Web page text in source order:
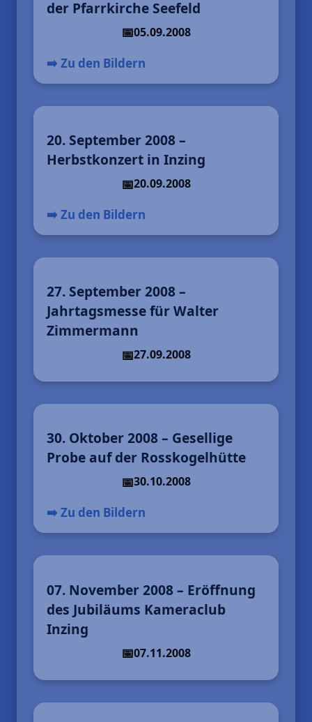
der Pfarrkirche Seefeld
05.09.2008
➡️ Zu den Bildern
20. September 2008 –
Herbstkonzert in Inzing
20.09.2008
➡️ Zu den Bildern
27. September 2008 –
Jahrtagsmesse für Walter
Zimmermann
27.09.2008
30. Oktober 2008 – Gesellige
Probe auf der Rosskogelhütte
30.10.2008
➡️ Zu den Bildern
07. November 2008 – Eröffnung
des Jubiläums Kameraclub
Inzing
07.11.2008